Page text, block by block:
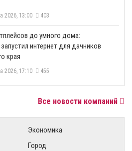
2026, 13:00 403
до умного дома:
интернет для дачников
края
2026, 17:10 455
Все новости компаний
Экономика
Город